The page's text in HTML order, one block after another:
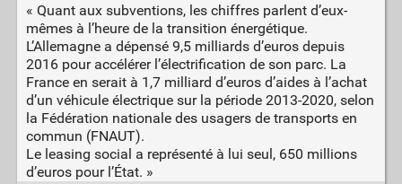
« Quant aux subventions, les chiffres parlent d’eux-
mêmes à l’heure de la transition énergétique.
L’Allemagne a dépensé 9,5 milliards d’euros depuis
2016 pour accélérer l’électrification de son parc. La
France en serait à 1,7 milliard d’euros d’aides à l’achat
d’un véhicule électrique sur la période 2013-2020, selon
la Fédération nationale des usagers de transports en
commun (FNAUT).
Le leasing social a représenté à lui seul, 650 millions
d’euros pour l’État. »